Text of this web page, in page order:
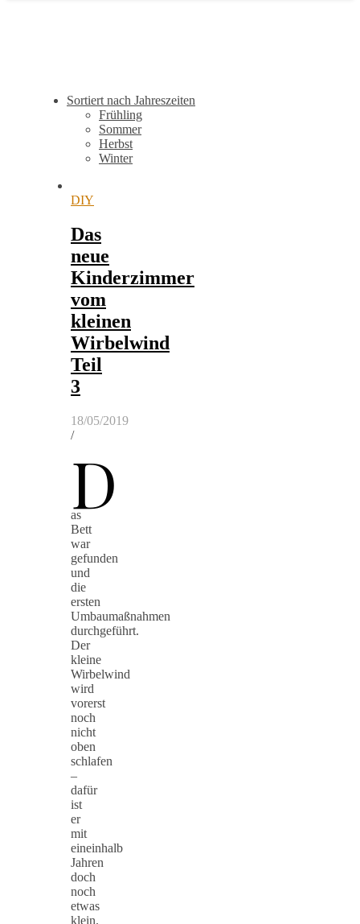
Sortiert nach Jahreszeiten
Frühling
Sommer
Herbst
Winter
DIY
Das
neue
Kinderzimmer
vom
kleinen
Wirbelwind
Teil
3
18/05/2019
/
D
as
Bett
war
gefunden
und
die
ersten
Umbaumaßnahmen
durchgeführt.
Der
kleine
Wirbelwind
wird
vorerst
noch
nicht
oben
schlafen
–
dafür
ist
er
mit
eineinhalb
Jahren
doch
noch
etwas
klein.